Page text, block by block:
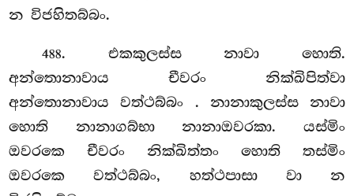
න විජහිතබ්බං.
488. එකකුලස්ස නාවා හොති.
අන්තොනාවාය චීවරං නික්ඛිපිත්වා
අන්තොනාවාය වත්ථබ්බං . නානාකුලස්ස නාවා
හොති නානාගබ්භා නානාඔවරකා. යස්මිං
ඔවරකෙ චීවරං නික්ඛිත්තං හොති තස්මිං
ඔවරකෙ වත්ථබ්බං, හත්ථපාසා වා න